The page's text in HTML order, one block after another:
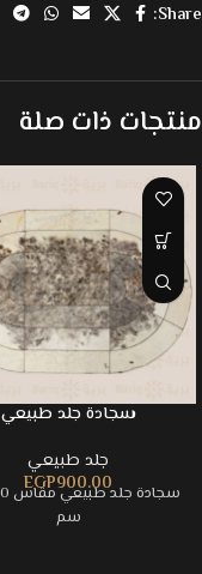
Share:
منتجات ذات صلة
سجادة جلد طبيعي
جلد طبيعي
EGP900.00
سم